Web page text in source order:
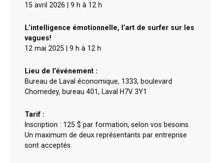
15 avril 2026 | 9 h à 12 h
L’intelligence émotionnelle, l’art de surfer sur les
vagues!
12 mai 2025 | 9 h à 12 h
Lieu de l’événement :
Bureau de Laval économique, 1333, boulevard
Chomedey, bureau 401, Laval H7V 3Y1
Tarif :
Inscription : 125 $ par formation, selon vos besoins.
Un maximum de deux représentants par entreprise
sont acceptés.